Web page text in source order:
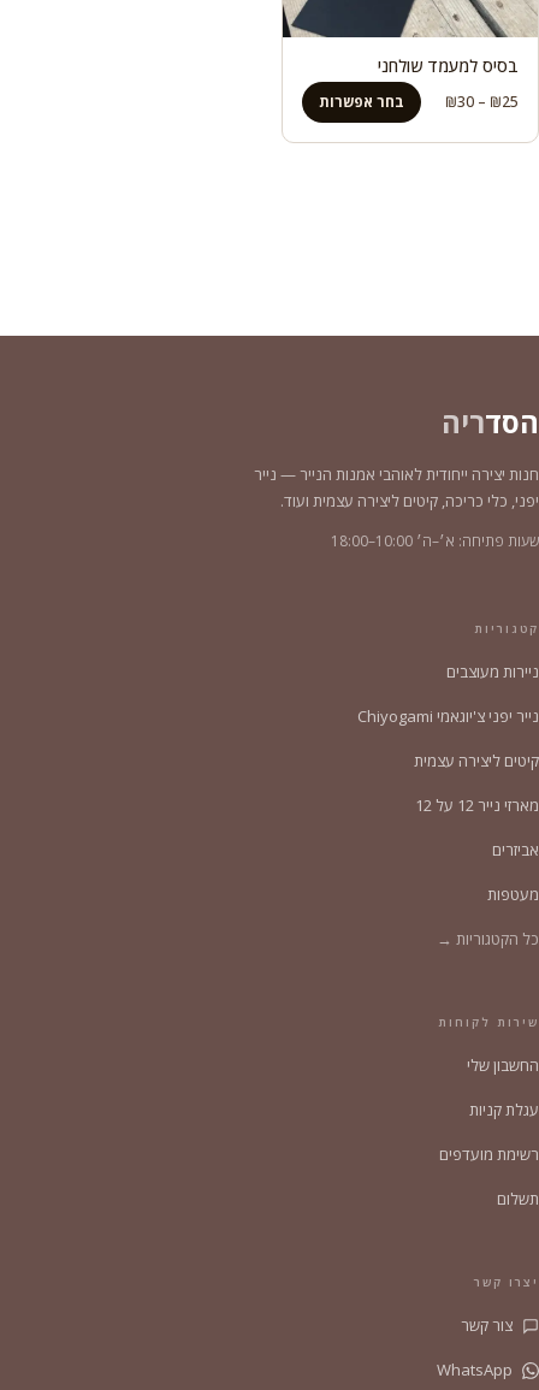
בסיס למעמד שולחני
₪25
–
₪30
מחירים:
בחר אפשרות
הסדריה
חנות יצירה ייחודית לאוהבי אמנות הנייר — נייר
יפני, כלי כריכה, קיטים ליצירה עצמית ועוד.
שעות פתיחה: א׳–ה׳ 10:00–18:00
קטגוריות
ניירות מעוצבים
נייר יפני צ'יוגאמי Chiyogami
קיטים ליצירה עצמית
מארזי נייר 12 על 12
אביזרים
מעטפות
כל הקטגוריות →
שירות לקוחות
החשבון שלי
עגלת קניות
רשימת מועדפים
תשלום
יצרו קשר
צור קשר